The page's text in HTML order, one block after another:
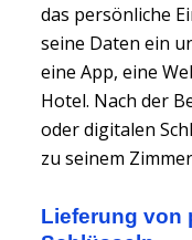
das persönliche
seine Daten ein
eine App, eine
Hotel. Nach der
oder digitalen
zu seinem
Lieferung von